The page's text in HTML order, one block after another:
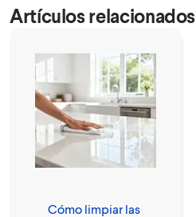
Artículos relacionados
Cómo limpiar las